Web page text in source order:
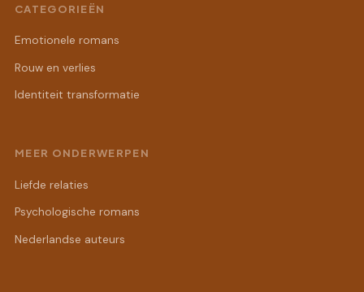
CATEGORIEËN
Emotionele romans
Rouw en verlies
Identiteit transformatie
MEER ONDERWERPEN
Liefde relaties
Psychologische romans
Nederlandse auteurs